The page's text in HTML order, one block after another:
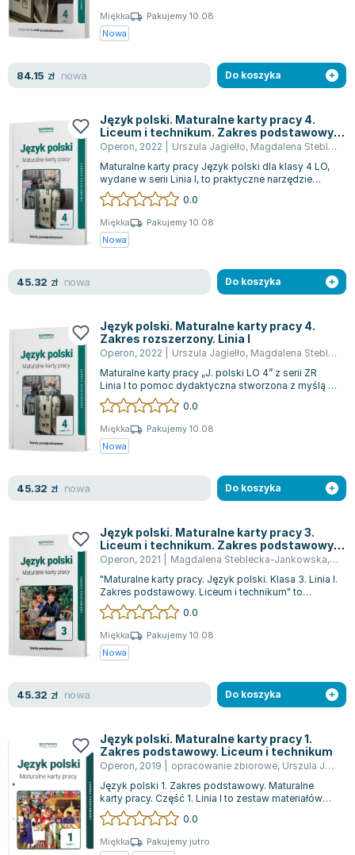
Miękka
Pakujemy 10.08
Nowa
84.15 zł nowa Do koszyka
Język polski. Maturalne karty pracy 4.
Liceum i technikum. Zakres podstawowy.
Linia I
Operon, 2022 Urszula Jagielło, Magdalena Steblecka-Jankowska
Maturalne karty pracy Język polski dla klasy 4 LO,
wydane w serii Linia I, to praktyczne narzędzie
edukacyjne dla uczniów przygoto...
0.0
Miękka
Pakujemy 10.08
Nowa
45.32 zł nowa Do koszyka
Język polski. Maturalne karty pracy 4.
Zakres rozszerzony. Linia I
Operon, 2022 Urszula Jagielło, Magdalena Steblecka-Jankowska
Maturalne karty pracy „J. polski LO 4” z serii ZR
Linia I to pomoc dydaktyczna stworzona z myślą o
uczniach przygotowujących się d...
0.0
Miękka
Pakujemy 10.08
Nowa
45.32 zł nowa Do koszyka
Język polski. Maturalne karty pracy 3.
Liceum i technikum. Zakres podstawowy.
Linia 1
Operon, 2021 Magdalena Steblecka-Jankowska,
"Maturalne karty pracy. Język polski. Klasa 3. Linia I.
Zakres podstawowy. Liceum i technikum" to
praktyczne narzędzie skierowane...
0.0
Miękka
Pakujemy 10.08
Nowa
45.32 zł nowa Do koszyka
Język polski. Maturalne karty pracy 1.
Zakres podstawowy. Liceum i technikum
Operon, 2019 opracowanie zbiorowe, Urszula Jagielło
Język polski 1. Zakres podstawowy. Maturalne
karty pracy. Część 1. Linia I to zestaw materiałów
edukacyjnych, które są stworzone z...
0.0
Miękka
Pakujemy jutro